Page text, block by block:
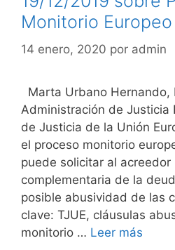
Monitorio Europeo
14 enero, 2020 por admin
Marta Urbano Hernando,
Administración de Justicia
de Justicia de la Unión
el proceso monitorio
puede solicitar al acreedor
complementaria de la
posible abusividad de las
clave: TJUE, cláusulas
monitorio … Leer más